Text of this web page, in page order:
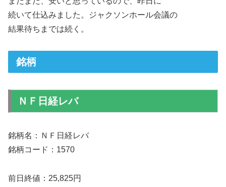
続いて仕込みました。ジャクソンホール会議の
結果待ちまでは続く。
銘柄
ＮＦ日経レバ
銘柄名：ＮＦ日経レバ
銘柄コード：1570
前日終値：25,825円